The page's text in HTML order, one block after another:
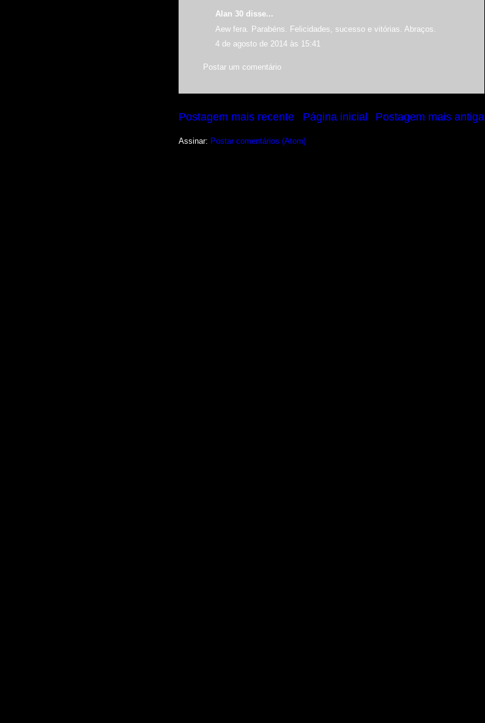
Alan 30 disse...
Aew fera. Parabéns. Felicidades, sucesso e vitórias. Abraços.
4 de agosto de 2014 às 15:41
Postar um comentário
Postagem mais recente Postagem mais antiga
Página inicial
Assinar: Postar comentários (Atom)